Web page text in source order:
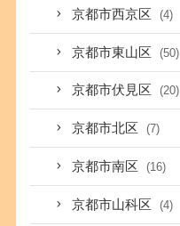
京都市西京区 (4)
京都市東山区 (50)
京都市伏見区 (20)
京都市北区 (7)
京都市南区 (16)
京都市山科区 (4)